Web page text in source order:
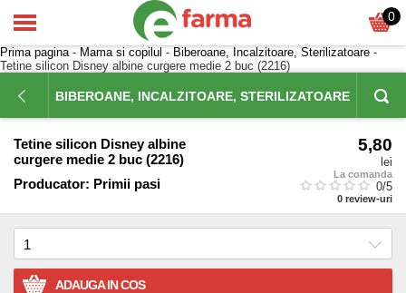
0
Prima pagina- Mama si copilul - Biberoane, Incalzitoare, Sterilizatoare -
Tetine silicon Disney albine curgere medie 2 buc (2216)
BIBEROANE, INCALZITOARE, STERILIZATOARE
Tetine silicon Disney albine
curgere medie 2 buc (2216)
Producator: Primii pasi
5,80
lei
La comanda
0/5
0 review-uri
ADAUGA IN COS